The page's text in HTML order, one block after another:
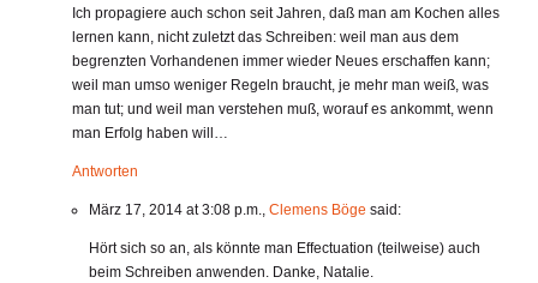
Ich propagiere auch schon seit Jahren, daß man am Kochen alles
lernen kann, nicht zuletzt das Schreiben: weil man aus dem
begrenzten Vorhandenen immer wieder Neues erschaffen kann;
weil man umso weniger Regeln braucht, je mehr man weiß, was
man tut; und weil man verstehen muß, worauf es ankommt, wenn
man Erfolg haben will…
Antworten
März 17, 2014 at 3:08 p.m., Clemens Böge said:
Hört sich so an, als könnte man Effectuation (teilweise) auch
beim Schreiben anwenden. Danke, Natalie.